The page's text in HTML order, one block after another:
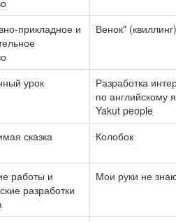
прикладное и
Венок" (квиллинг)
урок
Разработка
по английскому
Yakut people
сказка Колобок
работы и
разработки
Мои руки не